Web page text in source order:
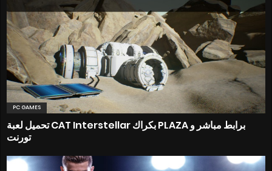
PC GAMES
تحميل لعبة CAT Interstellar بكراك PLAZA برابط مباشر و
تورنت